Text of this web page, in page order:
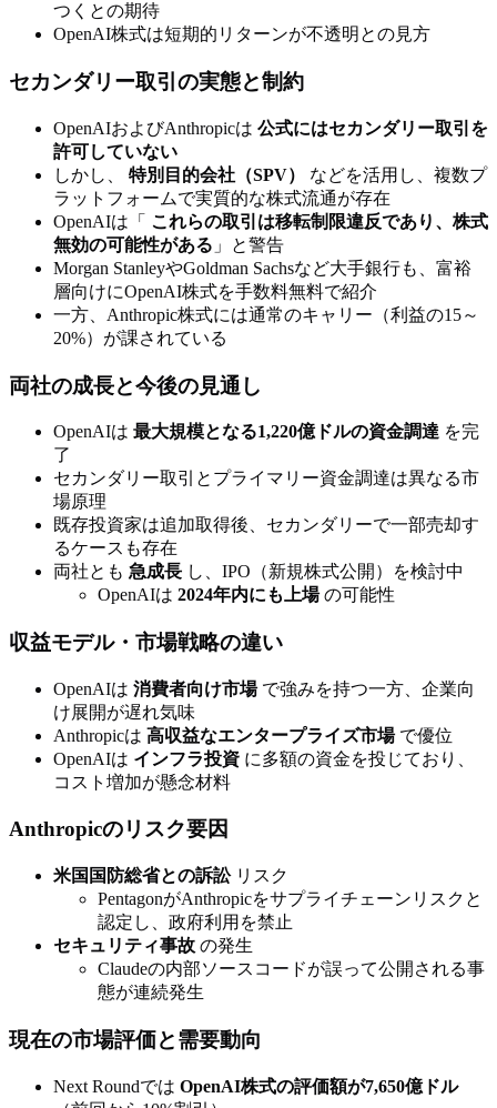
つくとの期待
OpenAI株式は短期的リターンが不透明との見方
セカンダリー取引の実態と制約
OpenAIおよびAnthropicは 公式にはセカンダリー取引を
許可していない
しかし、 特別目的会社（SPV）
などを活用し、複数プ
ラットフォームで実質的な株式流通が存在
OpenAIは「 これらの取引は移転制限違反であり、株式
無効の可能性がある 」と警告
Morgan StanleyやGoldman Sachsなど大手銀行も、富裕
層向けにOpenAI株式を手数料無料で紹介
一方、Anthropic株式には通常のキャリー（利益の15～
20%）が課されている
両社の成長と今後の見通し
OpenAIは 最大規模となる1,220億ドルの資金調達 を完
了
セカンダリー取引とプライマリー資金調達は異なる市
場原理
既存投資家は追加取得後、セカンダリーで一部売却す
るケースも存在
両社とも 急成長 し、IPO（新規株式公開）を検討中
OpenAIは 2024年内にも上場の可能性
収益モデル・市場戦略の違い
OpenAIは 消費者向け市場で強みを持つ一方、企業向
け展開が遅れ気味
Anthropicは 高収益なエンタープライズ市場で優位
OpenAIは インフラ投資 に多額の資金を投じており、
コスト増加が懸念材料
Anthropicのリスク要因
米国国防総省との訴訟リスク
PentagonがAnthropicをサプライチェーンリスクと
認定し、政府利用を禁止
セキュリティ事故 の発生
Claudeの内部ソースコードが誤って公開される事
態が連続発生
現在の市場評価と需要動向
Next Roundでは OpenAI株式の評価額が7,650億ドル